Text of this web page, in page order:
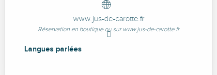
www.jus-de-carotte.fr
Réservation en boutique ou sur www.jus-de-carotte.fr
Langues parlées
Langues parlées